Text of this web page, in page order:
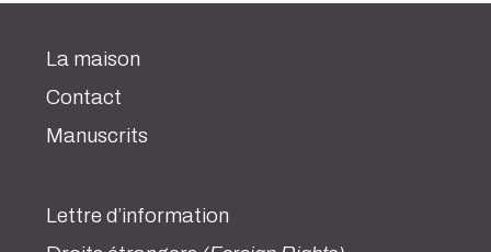
La maison
Contact
Manuscrits
Lettre d’information